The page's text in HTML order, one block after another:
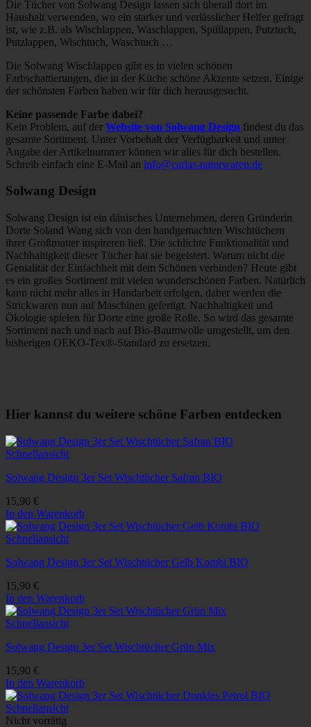
Die Tücher von Solwang Design lassen sich überall dort im
Haushalt verwenden, wo ein starker und verlässlicher Helfer gefragt
ist, wie z.B. als Wischlappen, Waschlappen, Spüllappen, Putztuch,
Putzlappen, Wischtuch, Waschtuch …
Die Solwang Wischlappen gibt es in vielen schönen
Farbschattierungen, die in der Küche schöne Akzente setzen. Einige
der schönsten Farben haben wir für dich herausgesucht.
Keine passende Farbe dabei?
Kein Problem, auf der Website von Solwang Design findest du das
gesamte Sortiment. Unter Vorbehalt der Verfügbarkeit und unter
Angabe der Artikelnummer können wir alles für dich bestellen.
Schreib einfach eine E-Mail an info@carlas-naturwaren.de
Solwang Design
Solwang Design ist ein dänisches Unternehmen, deren Gründerin
Dorte Soland Wang sich von den handgemachten Wischtüchern
ihrer Großmutter inspireren ließ. Die schlichte Funktionalität und
Nachhaltigkeit dieser Tücher hat sie begeistert. Warum nicht die
Genialität der Einfachheit mit dem Schönen verbinden? Heute gibt
es ein großes Sortiment mit vielen wunderschönen Farben. Natürlich
kann nicht mehr alles in Handarbeit erfolgen, daher werden die
Strickwaren nun auf Maschinen gefertigt. Nachhaltigkeit und
Ökologie spielen für Dorte eine große Rolle. So wird das gesamte
Sortiment nach und nach auf Bio-Baumwolle umgestellt, um den
bisherigen OEKO-Tex®-Standard zu ersetzen.
Hier kannst du weitere schöne Farben entdecken
Schnellansicht
Solwang Design 3er Set Wischtücher Safran BIO
15,90 €
In den Warenkorb
Schnellansicht
Solwang Design 3er Set Wischtücher Gelb Kombi BIO
15,90 €
In den Warenkorb
Schnellansicht
Solwang Design 3er Set Wischtücher Grün Mix
15,90 €
In den Warenkorb
Schnellansicht
Nicht vorrätig